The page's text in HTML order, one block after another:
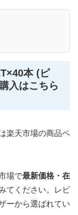
本 (ピ
入はこちら
楽天市場の商品ペ
場で最新価格・在
てください。レビ
ーから選ばれてい